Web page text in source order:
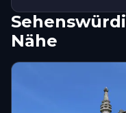
Nähe